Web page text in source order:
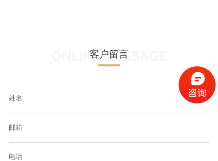
客户留言
ONLINE MESSAGE
姓名
邮箱
电话